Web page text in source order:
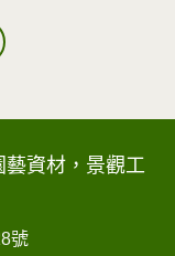
資材，景觀工
號